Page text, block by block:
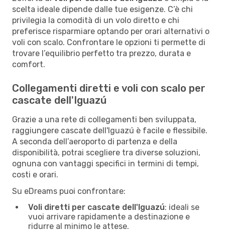
scelta ideale dipende dalle tue esigenze. C’è chi
privilegia la comodità di un volo diretto e chi
preferisce risparmiare optando per orari alternativi o
voli con scalo. Confrontare le opzioni ti permette di
trovare l’equilibrio perfetto tra prezzo, durata e
comfort.
Collegamenti diretti e voli con scalo per
cascate dell'Iguazú
Grazie a una rete di collegamenti ben sviluppata,
raggiungere cascate dell'Iguazú è facile e flessibile.
A seconda dell’aeroporto di partenza e della
disponibilità, potrai scegliere tra diverse soluzioni,
ognuna con vantaggi specifici in termini di tempi,
costi e orari.
Su eDreams puoi confrontare:
Voli diretti per cascate dell'Iguazú: ideali se
vuoi arrivare rapidamente a destinazione e
ridurre al minimo le attese.